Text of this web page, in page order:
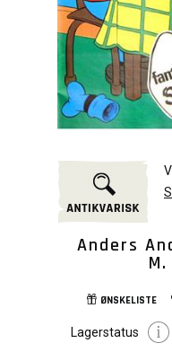
Anders
ØNSKELISTE
Lagerstatus